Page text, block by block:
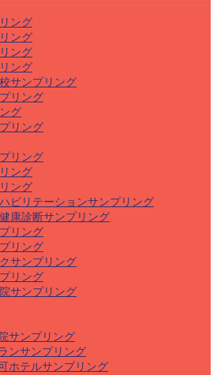
ング
ング
ング
ング
サンプリング
リング
グ
リング
リング
ング
ング
ビリテーションサンプリング
康診断サンプリング
リング
リング
サンプリング
リング
サンプリング
サンプリング
ンサンプリング
ホテルサンプリング